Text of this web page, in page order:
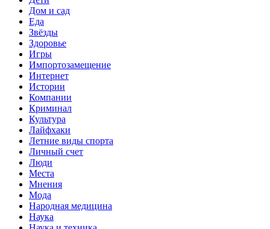
Дом и сад
Еда
Звёзды
Здоровье
Игры
Импортозамещение
Интернет
Истории
Компании
Криминал
Культура
Лайфхаки
Летние виды спорта
Личный счет
Люди
Места
Мнения
Мода
Народная медицина
Наука